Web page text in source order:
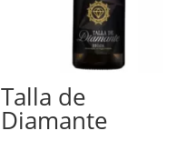
Talla de
Diamante